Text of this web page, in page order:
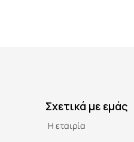
Σχετικά με εμάς
Η εταιρία